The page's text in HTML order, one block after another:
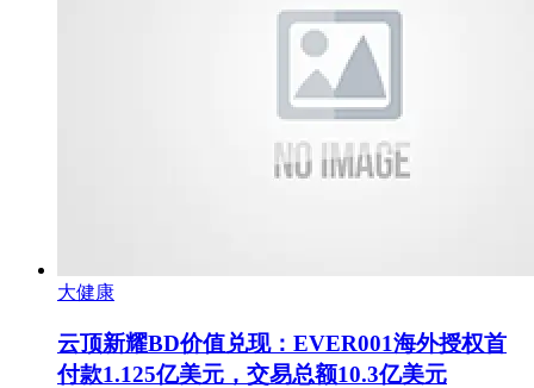
大健康
云顶新耀BD价值兑现：EVER001海外授权首
付款1.125亿美元，交易总额10.3亿美元